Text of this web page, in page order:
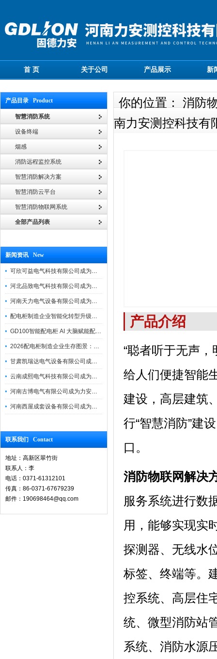
首 页 关于公司 产品展示 新
产品目录 Product
智慧消防系统
设备终端
烟感
消防远程监控系统
智慧消防解决方案
智慧消防云平台
智慧消防物联网系统
全部产品列表
新闻资讯 New
可欣可益电气科技有限公司成为力安电易云战略合作伙伴，共创智能配电新未来
河北品致电气科技有限公司成为力安电易云战略合作伙伴，共创智能配电新未来
河南天力电气设备有限公司成为力安电易云战略合作伙伴，共创智能配电新未来
配电柜制造企业智能化转型升级研讨会在力安成功举办
GD100智能配电柜 AI 大脑赋能配电柜制造企业高压一键顺控！
2026配电柜制造企业生存图景：市场、政策与智能化转型路径
甘肃凯瑞达电气设备有限公司成为电易云战略合作伙伴，共创智能配电新未来
云南成熙电气科技有限公司成为力安电易云战略合作伙伴，共创智能配电新未来
河南古博电气有限公司成为力安电易云战略合作伙伴，共创智能配电新未来！
河南西屋成套设备有限公司成为力安电易云战略合作伙伴，共创智能配电新未来
联系我们 Contact
地址：高新区翠竹街
联系人：李
电话：0371-61312101
传真：86-0371-67679239
邮件：190698464@qq.com
你的位置： 消防
南力安测控科技有
产品介绍
“聪者听于无声
给人们便捷智能
建设，高层建筑
行“智慧消防”建
口。
消防物联网解决
服务系统进行数
用，能够实现实
探测器、无线水
标签、终端等。
控系统、高层住
统、微型消防站
系统、消防水源